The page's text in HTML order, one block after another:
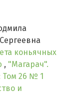
коньячных
, "Магарач".
Том 26 № 1
и